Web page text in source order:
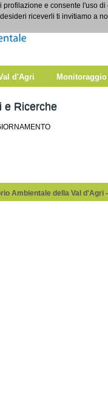
d'Agri Monitoraggio
e Ricerche
Ambientale della Val d'Agri
profilazione e consente l'uso
riceverli ti invitiamo a